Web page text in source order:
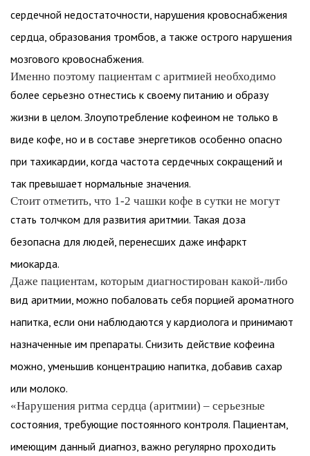
сердечной недостаточности, нарушения кровоснабжения
сердца, образования тромбов, а также острого нарушения
мозгового кровоснабжения.
Именно поэтому пациентам с аритмией необходимо
более серьезно отнестись к своему питанию и образу
жизни в целом. Злоупотребление кофеином не только в
виде кофе, но и в составе энергетиков особенно опасно
при тахикардии, когда частота сердечных сокращений и
так превышает нормальные значения.
Стоит отметить, что 1-2 чашки кофе в сутки не могут
стать толчком для развития аритмии. Такая доза
безопасна для людей, перенесших даже инфаркт
миокарда.
Даже пациентам, которым диагностирован какой-либо
вид аритмии, можно побаловать себя порцией ароматного
напитка, если они наблюдаются у кардиолога и принимают
назначенные им препараты. Снизить действие кофеина
можно, уменьшив концентрацию напитка, добавив сахар
или молоко.
«Нарушения ритма сердца (аритмии) – серьезные
состояния, требующие постоянного контроля. Пациентам,
имеющим данный диагноз, важно регулярно проходить